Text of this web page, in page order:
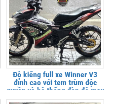
Độ kiểng full xe Winner V3
đỉnh cao với tem trùm độc
quyền và hệ thống đèn độ max
option